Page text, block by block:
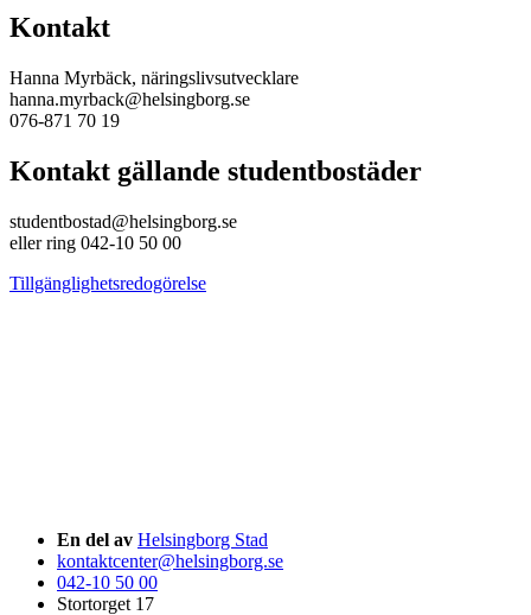
Kontakt
Hanna Myrbäck, näringslivsutvecklare
hanna.myrback@helsingborg.se
076-871 70 19
Kontakt gällande studentbostäder
studentbostad@helsingborg.se
eller ring 042-10 50 00
Tillgänglighetsredogörelse
En del av Helsingborg Stad
kontaktcenter@helsingborg.se
042-10 50 00
Stortorget 17